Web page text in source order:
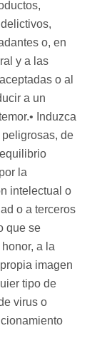
o, en
y a las
o al
a un
Induzca
de
la
intelectual o
o a terceros
que se
a la
imagen
tipo de
virus o